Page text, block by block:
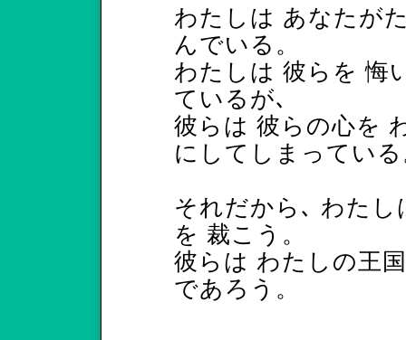
わたしは あなたが
んでいる。
わたしは 彼らを 悔
ているが､
彼らは 彼らの心を
にしてしまってい
それだから､ わた
を 裁こう。
彼らは わたしの王
であろう。